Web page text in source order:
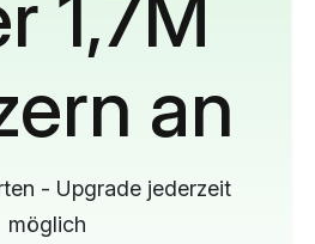
an
- Upgrade jederzeit
möglich